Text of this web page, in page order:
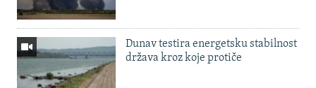
Dunav testira energetsku stabilnost
država kroz koje protiče